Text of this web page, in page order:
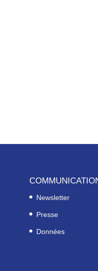
Newsletter
Presse
Données